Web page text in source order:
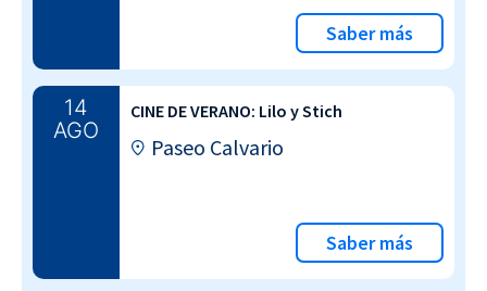
Saber más
14
AGO
CINE DE VERANO: Lilo y Stich
Paseo Calvario
Saber más